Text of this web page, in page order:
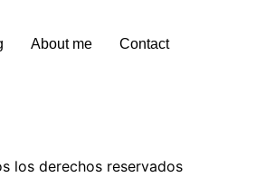
About me Contact
los derechos reservados